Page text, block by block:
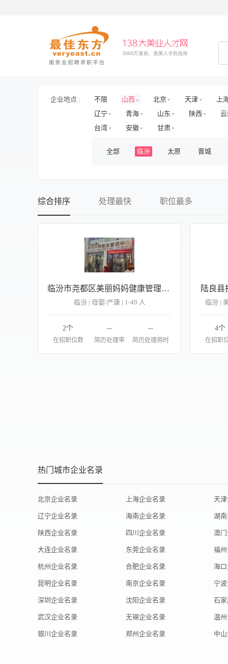
企业地点 : 不限 山西 北京 天津
上
辽宁
青海 山东 陕西
台湾
安徽 甘肃
全部 临汾 太原 晋城
综合排序 处理最快 职位最多
临汾市尧都区美丽妈妈健康管理中心
临汾 | 母婴/产康 | 1-49 人
2个
在招职位数
--
简历处理率
--
简历处理用时
陆良县
临汾 |
4个
在招职
热门城市企业名录
北京企业名录 上海企业名录 天
辽宁企业名录 海南企业名录 湖
陕西企业名录 四川企业名录 澳
大连企业名录 东莞企业名录 福
杭州企业名录 合肥企业名录 海
昆明企业名录 南京企业名录 宁
深圳企业名录 沈阳企业名录 石
武汉企业名录 无锡企业名录 温
银川企业名录 郑州企业名录 中